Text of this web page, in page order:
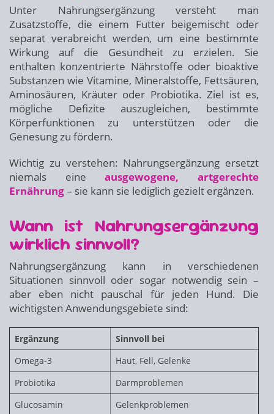
Unter Nahrungsergänzung versteht man
Zusatzstoffe, die einem Futter beigemischt oder
separat verabreicht werden, um eine bestimmte
Wirkung auf die Gesundheit zu erzielen. Sie
enthalten konzentrierte Nährstoffe oder bioaktive
Substanzen wie Vitamine, Mineralstoffe, Fettsäuren,
Aminosäuren, Kräuter oder Probiotika. Ziel ist es,
mögliche Defizite auszugleichen, bestimmte
Körperfunktionen zu unterstützen oder die
Genesung zu fördern.
Wichtig zu verstehen: Nahrungsergänzung ersetzt
niemals eineausgewogene, artgerechte
Ernährung– sie kann sie lediglich gezielt ergänzen.
Wann ist Nahrungsergänzung
wirklich sinnvoll?
Nahrungsergänzung kann in verschiedenen
Situationen sinnvoll oder sogar notwendig sein –
aber eben nicht pauschal für jeden Hund. Die
wichtigsten Anwendungsgebiete sind:
Ergänzung
Sinnvoll bei
Omega-3
Haut, Fell, Gelenke
Probiotika
Darmproblemen
Glucosamin
Gelenkproblemen